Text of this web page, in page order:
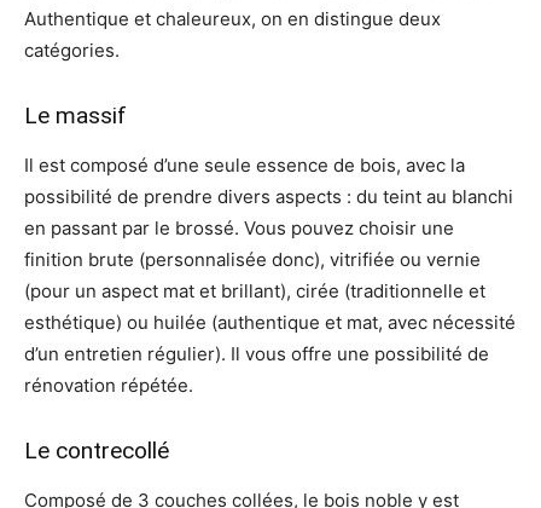
Authentique et chaleureux, on en distingue deux
catégories.
Le massif
Il est composé d’une seule essence de bois, avec la
possibilité de prendre divers aspects : du teint au blanchi
en passant par le brossé. Vous pouvez choisir une
finition brute (personnalisée donc), vitrifiée ou vernie
(pour un aspect mat et brillant), cirée (traditionnelle et
esthétique) ou huilée (authentique et mat, avec nécessité
d’un entretien régulier). Il vous offre une possibilité de
rénovation répétée.
Le contrecollé
Composé de 3 couches collées, le bois noble y est